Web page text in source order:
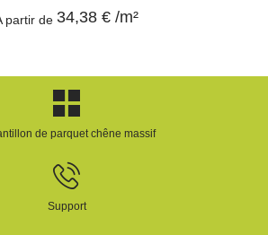
partir de 34,38 € /m²
de parquet chêne massif
Support